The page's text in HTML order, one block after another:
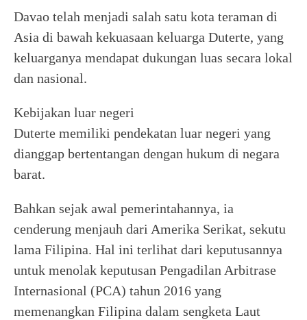
Davao telah menjadi salah satu kota teraman di
Asia di bawah kekuasaan keluarga Duterte, yang
keluarganya mendapat dukungan luas secara lokal
dan nasional.
Kebijakan luar negeri
Duterte memiliki pendekatan luar negeri yang
dianggap bertentangan dengan hukum di negara
barat.
Bahkan sejak awal pemerintahannya, ia
cenderung menjauh dari Amerika Serikat, sekutu
lama Filipina. Hal ini terlihat dari keputusannya
untuk menolak keputusan Pengadilan Arbitrase
Internasional (PCA) tahun 2016 yang
memenangkan Filipina dalam sengketa Laut